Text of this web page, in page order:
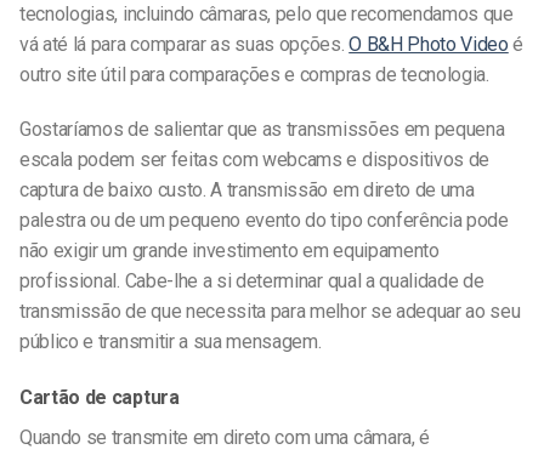
tecnologias, incluindo câmaras, pelo que recomendamos que
vá até lá para comparar as suas opções.O B&H Photo Video é
outro site útil para comparações e compras de tecnologia.
Gostaríamos de salientar que as transmissões em pequena
escala podem ser feitas com webcams e dispositivos de
captura de baixo custo. A transmissão em direto de uma
palestra ou de um pequeno evento do tipo conferência pode
não exigir um grande investimento em equipamento
profissional. Cabe-lhe a si determinar qual a qualidade de
transmissão de que necessita para melhor se adequar ao seu
público e transmitir a sua mensagem.
Cartão de captura
Quando se transmite em direto com uma câmara, é